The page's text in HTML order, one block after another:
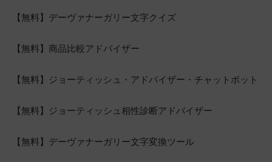
【無料】デーヴァナーガリー文字クイズ
【無料】商品比較アドバイザー
【無料】ジョーティッシュ・アドバイザー・チャットボット
【無料】ジョーティッシュ相性診断アドバイザー
【無料】デーヴァナーガリー文字変換ツール